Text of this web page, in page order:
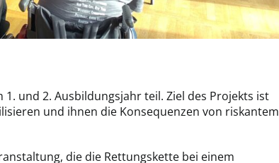
1. und 2. Ausbildungsjahr teil. Ziel des Projekts ist
und ihnen die Konsequenzen von riskantem
die die Rettungskette bei einem